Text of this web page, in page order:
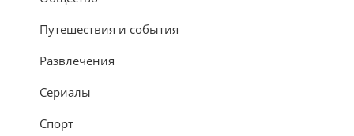
Путешествия и события
Развлечения
Сериалы
Спорт